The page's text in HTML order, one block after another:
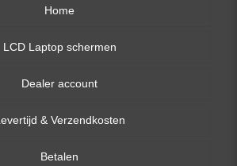
Home
LCD Laptop schermen
13,3 inch
14,0 inch
15,6 inch
Dealer account
& Verzendkosten
Betalen